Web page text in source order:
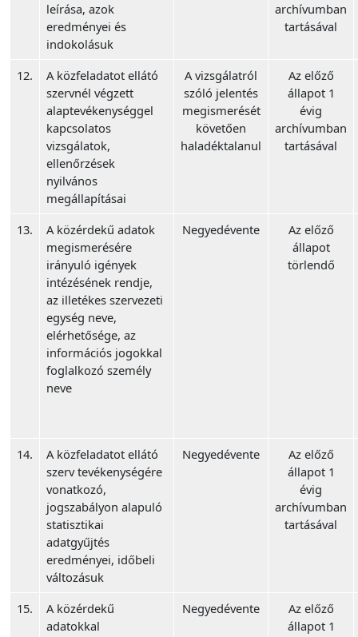
leírása, azok
eredményei és
indokolásuk
archívumban
tartásával
12.
A közfeladatot ellátó
szervnél végzett
alaptevékenységgel
kapcsolatos
vizsgálatok,
ellenőrzések
nyilvános
megállapításai
A vizsgálatról
szóló jelentés
megismerését
követően
haladéktalanul
Az előző
állapot 1
évig
archívumban
tartásával
13.
A közérdekű adatok
megismerésére
irányuló igények
intézésének rendje,
az illetékes szervezeti
egység neve,
elérhetősége, az
információs jogokkal
foglalkozó személy
neve
Negyedévente
Az előző
állapot
törlendő
14.
A közfeladatot ellátó
szerv tevékenységére
vonatkozó,
jogszabályon alapuló
statisztikai
adatgyűjtés
eredményei, időbeli
változásuk
Negyedévente
Az előző
állapot 1
évig
archívumban
tartásával
15.
A közérdekű
adatokkal
Negyedévente
Az előző
állapot 1